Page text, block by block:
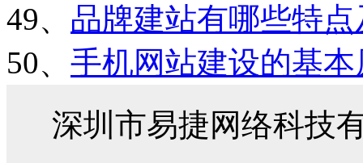
49、 品牌建站有哪些特
50、 手机网站建设的基本
深圳市易捷网络科